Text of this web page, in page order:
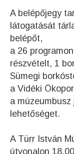
A belépőjegy
látogatását
belépőt,
a 26
részvételt, 1
Sümegi
a Vidéki
a
lehetőséget.
A Türr István
útvonalon